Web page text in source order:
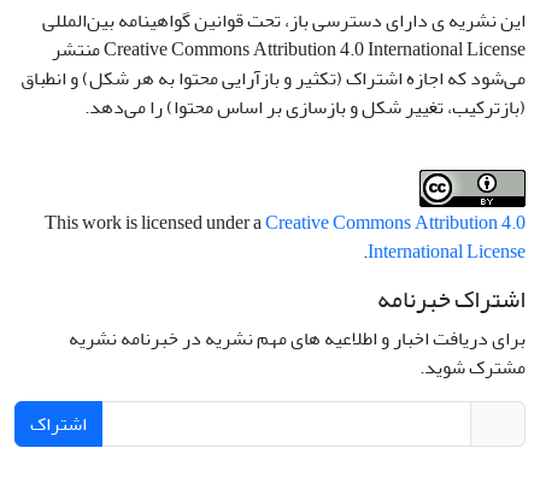
این نشریه ی دارای دسترسی باز، تحت قوانین گواهینامه بین‌المللی
Creative Commons Attribution 4.0 International License منتشر
می‌شود که اجازه اشتراک (تکثیر و بازآرایی محتوا به هر شکل) و انطباق
(بازترکیب، تغییر شکل و بازسازی بر اساس محتوا) را می‌دهد.
This work is licensed under aCreative Commons Attribution 4.0
International License
.
اشتراک خبرنامه
برای دریافت اخبار و اطلاعیه های مهم نشریه در خبرنامه نشریه
مشترک شوید.
اشتراک